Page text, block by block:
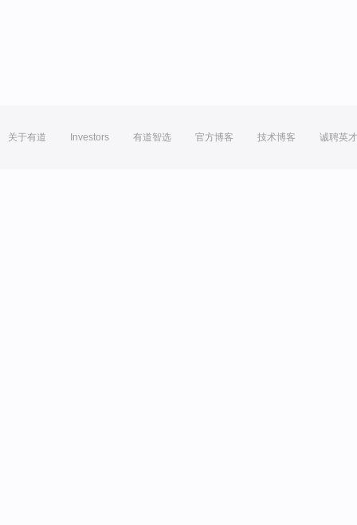
关于有道 Investors 有道智选 官方博客 技术博客 诚聘英才